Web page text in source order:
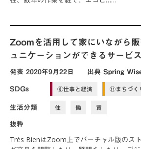
Zoomを活用して家にいながら販
ュニケーションができるサービス
発表 2020年9月22日 出典Spring
SDGs ⑧仕事と経済 ⑪まちづく
生活分類 住 働 買
抜粋
Très BienはZoom上でバーチャル版のス